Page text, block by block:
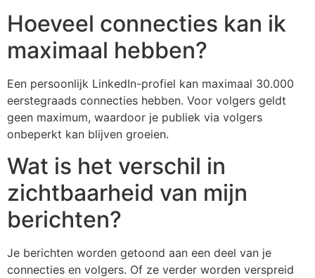
Hoeveel connecties kan ik
maximaal hebben?
Een persoonlijk LinkedIn-profiel kan maximaal 30.000
eerstegraads connecties hebben. Voor volgers geldt
geen maximum, waardoor je publiek via volgers
onbeperkt kan blijven groeien.
Wat is het verschil in
zichtbaarheid van mijn
berichten?
Je berichten worden getoond aan een deel van je
connecties en volgers. Of ze verder worden verspreid